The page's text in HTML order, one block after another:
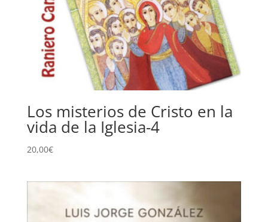
Los misterios de Cristo en la
vida de la Iglesia-4
20,00€